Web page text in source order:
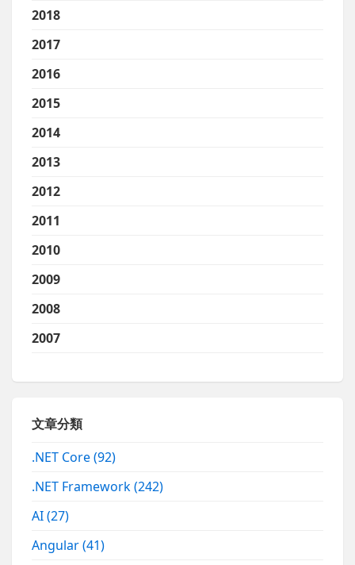
2018
2017
2016
2015
2014
2013
2012
2011
2010
2009
2008
2007
文章分類
.NET Core(92)
.NET Framework(242)
AI(27)
Angular(41)